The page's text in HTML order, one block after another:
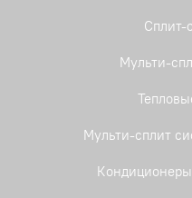
Сплит-
Мульти-
Мульти-сплит